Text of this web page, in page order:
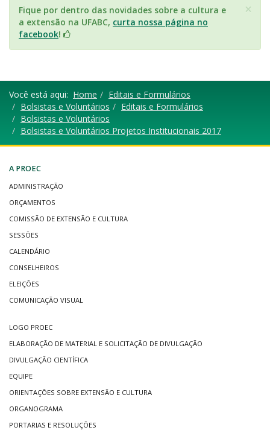
×
Fique por dentro das novidades sobre a cultura e
a extensão na UFABC, curta nossa página no
facebook!
Você está aqui: Home
Editais e Formulários
Bolsistas e Voluntários
Editais e Formulários
Bolsistas e Voluntários
Bolsistas e Voluntários Projetos Institucionais 2017
A PROEC
ADMINISTRAÇÃO
ORÇAMENTOS
COMISSÃO DE EXTENSÃO E CULTURA
SESSÕES
CALENDÁRIO
CONSELHEIROS
ELEIÇÕES
COMUNICAÇÃO VISUAL
LOGO PROEC
ELABORAÇÃO DE MATERIAL E SOLICITAÇÃO DE DIVULGAÇÃO
DIVULGAÇÃO CIENTÍFICA
EQUIPE
ORIENTAÇÕES SOBRE EXTENSÃO E CULTURA
ORGANOGRAMA
PORTARIAS E RESOLUÇÕES